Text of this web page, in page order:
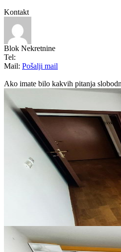
Kontakt
Blok Nekretnine
Tel:
Mail: Pošalji mail
Ako imate bilo kakvih pitanja